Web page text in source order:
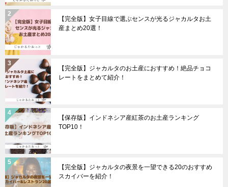
【完全版】女子目線で選ぶセンスが光るジャカルタお土
産まとめ20選！
【完全版】ジャカルタのお土産におすすめ！絶品チョコ
レートをまとめて紹介！
【保存版】インドネシア産紅茶のお土産ランキング
TOP10！
【完全版】ジャカルタの夜景を一望できる20のおすすめ
スカイバーを紹介！